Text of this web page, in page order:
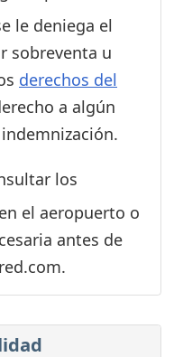
le deniega el
sobreventa u
derechos del
a algún
los
el aeropuerto o
antes de